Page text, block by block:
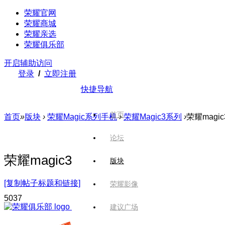
荣耀官网
荣耀商城
荣耀亲选
荣耀俱乐部
开启辅助访问
登录 / 立即注册
快捷导航
首页
论坛
版块
荣耀影像
建议广场
首页»版块 › 荣耀Magic系列手机 › 荣耀Magic3系列 ›荣耀
荣耀magic3
[复制帖子标题和链接]
5037